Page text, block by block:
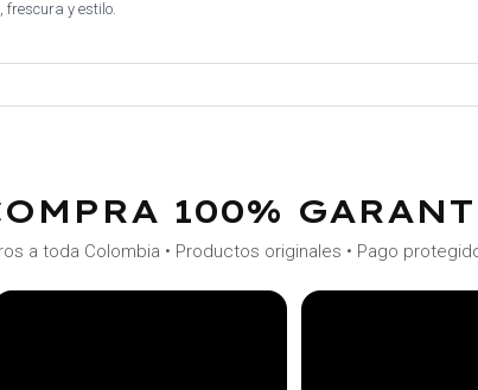
frescura y estilo.
100%
a toda Colombia • Productos originales • Pago